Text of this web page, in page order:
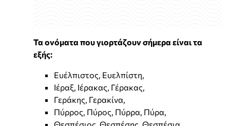
Τα ονόματα που γιορτάζουν σήμερα είναι τα
εξής:
Ευέλπιστος, Ευελπίστη,
Ιέραξ, Ιέρακας, Γέρακας,
Γεράκης, Γερακίνα,
Πύρρος, Πύρος, Πύρρα, Πύρα,
Θεσπέσιος, Θεσπέσης, Θεσπέσια,